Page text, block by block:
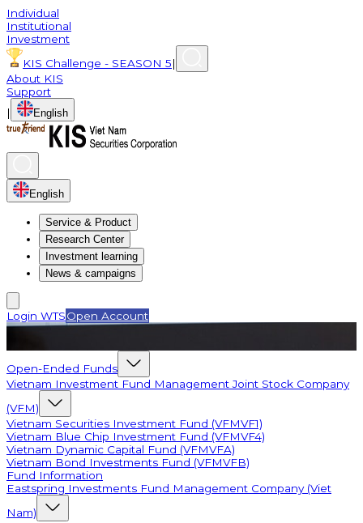
Individual
Institutional
Investment
KIS Challenge - SEASON 5|
About KIS
Support
|
English
English
Service & Product
Research Center
Investment learning
News & campaigns
Login WTSOpen Account
Open-Ended Funds
Vietnam Investment Fund Management Joint Stock Company
(VFM)
Vietnam Securities Investment Fund (VFMVF1)
Vietnam Blue Chip Investment Fund (VFMVF4)
Vietnam Dynamic Capital Fund (VFMVFA)
Vietnam Bond Investments Fund (VFMVFB)
Fund Information
Eastspring Investments Fund Management Company (Viet
Nam)